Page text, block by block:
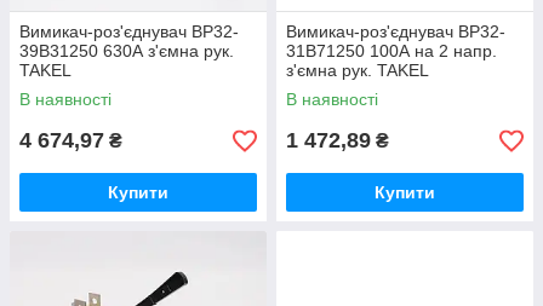
Вимикач-роз'єднувач ВР32-
39В31250 630А з'ємна рук.
TAKEL
В наявності
4 674,97 ₴
Купити
Вимикач-роз'єднувач ВР32-
31B71250 100А на 2 напр.
з'ємна рук. TAKEL
В наявності
1 472,89 ₴
Купити